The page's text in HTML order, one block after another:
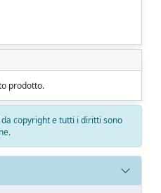
prodotto.
copyright e tutti i diritti sono